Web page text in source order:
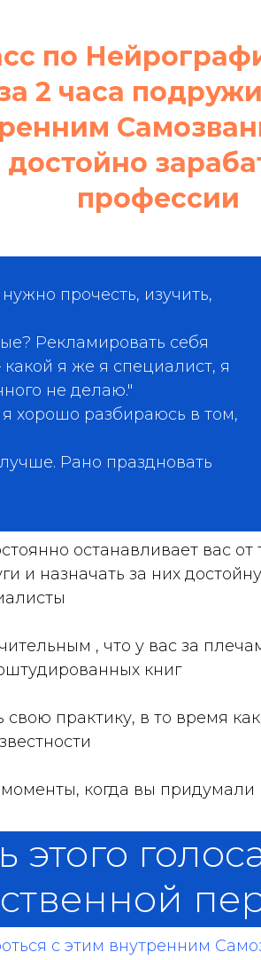
по
2 часа
достойно
профессии
прочесть, изучить,
Рекламировать себя
я же я специалист, я
не делаю."
хорошо разбираюсь в том,
Рано праздновать
останавливает вас от
и назначать за них
, что у вас за
книг
практику, в то время
когда вы
этого
с этим внутренним